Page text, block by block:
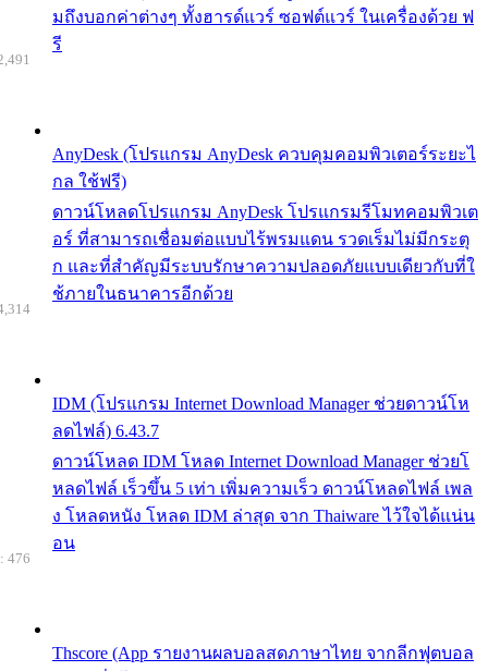
มถึงบอกค่าต่างๆ ทั้งฮารด์แวร์ ซอฟต์แวร์ ในเครื่องด้วย ฟ
รี
AnyDesk (โปรแกรม AnyDesk ควบคุมคอมพิวเตอร์ระยะไ
กล ใช้ฟรี)
ดาวน์โหลดโปรแกรม AnyDesk โปรแกรมรีโมทคอมพิวเต
อร์ ที่สามารถเชื่อมต่อแบบไร้พรมแดน รวดเร็มไม่มีกระตุ
ก และที่สำคัญมีระบบรักษาความปลอดภัยแบบเดียวกับที่ใ
ช้ภายในธนาคารอีกด้วย
IDM (โปรแกรม Internet Download Manager ช่วยดาวน์โห
ลดไฟล์) 6.43.7
ดาวน์โหลด IDM โหลด Internet Download Manager ช่วยโ
หลดไฟล์ เร็วขึ้น 5 เท่า เพิ่มความเร็ว ดาวน์โหลดไฟล์ เพล
ง โหลดหนัง โหลด IDM ล่าสุด จาก Thaiware ไว้ใจได้แน่น
อน
Thscore (App รายงานผลบอลสดภาษาไทย จากลีกฟุตบอล
476